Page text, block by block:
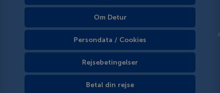
Om Detur
Persondata / Cookies
Rejsebetingelser
Betal din rejse